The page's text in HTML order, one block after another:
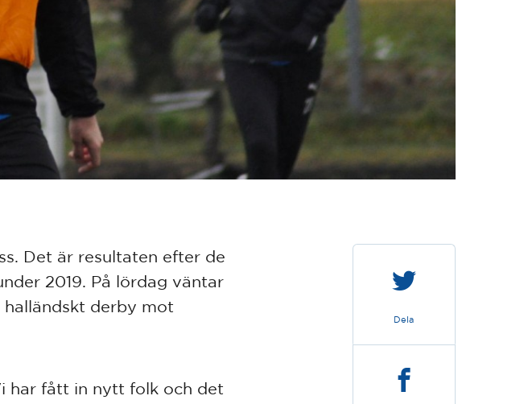
Dela
Det är resultaten efter de
2019. På lördag väntar
derby mot
har fått in nytt folk och det